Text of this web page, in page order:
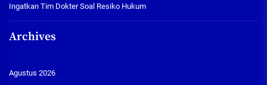
Ingatkan Tim Dokter Soal Resiko Hukum
Archives
Agustus 2026